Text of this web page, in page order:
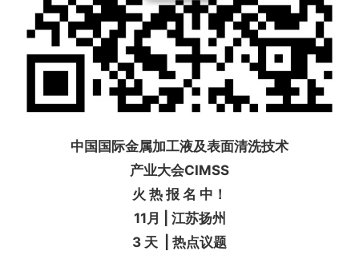
中国国际金属加工液及表面清洗技术
产业大会CIMSS
火 热 报 名 中！
11月 | 江苏扬州
3 天 | 热点议题